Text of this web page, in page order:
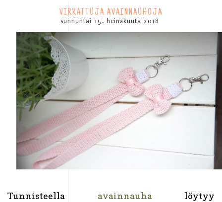
VIRKATTUJA AVAINNAUHOJA
sunnuntai 15. heinäkuuta 2018
Tunnisteella avainnauhalöytyy